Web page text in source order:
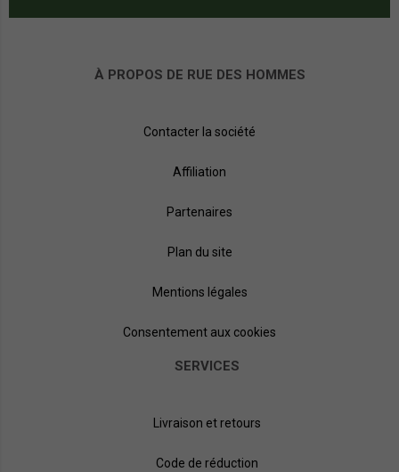
À PROPOS DE RUE DES HOMMES
Contacter la société
Affiliation
Partenaires
Plan du site
Mentions légales
Consentement aux cookies
SERVICES
Livraison et retours
Code de réduction